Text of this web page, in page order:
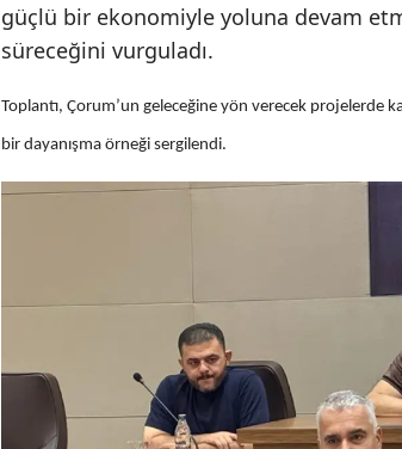
güçlü bir ekonomiyle yoluna devam
süreceğini vurguladı.
Toplantı, Çorum’un geleceğine yön verecek projelerde
bir dayanışma örneği sergilendi.